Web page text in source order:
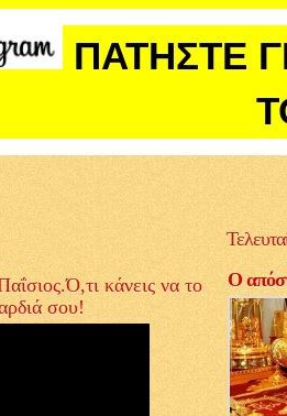
ΠΑΤΗΣΤΕ
κάνεις να το
σου!
Ο